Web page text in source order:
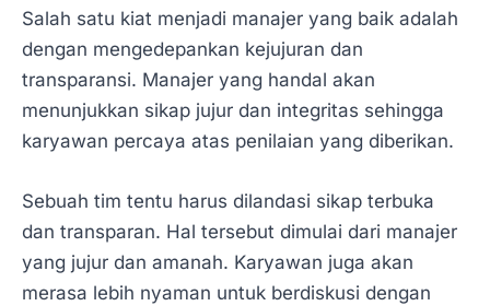
Salah satu kiat menjadi manajer yang baik adalah
dengan mengedepankan kejujuran dan
transparansi. Manajer yang handal akan
menunjukkan sikap jujur dan integritas sehingga
karyawan percaya atas penilaian yang diberikan.
Sebuah tim tentu harus dilandasi sikap terbuka
dan transparan. Hal tersebut dimulai dari manajer
yang jujur dan amanah. Karyawan juga akan
merasa lebih nyaman untuk berdiskusi dengan